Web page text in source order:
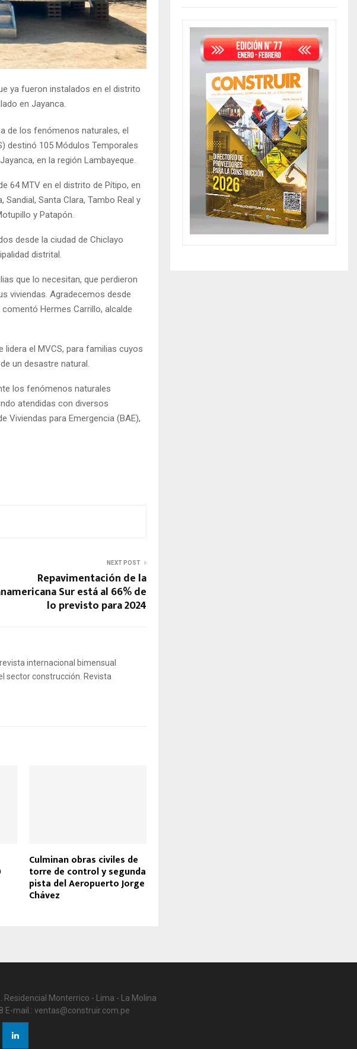
ya fueron instalados en el distrito
en Jayanca.
de los fenómenos naturales, el
destinó 105 Módulos Temporales
en la región Lambayeque.
64 MTV en el distrito de Pítipo, en
Santa Clara, Tambo Real y
y Patapón.
desde la ciudad de Chiclayo
distrital.
que lo necesitan, que perdieron
viviendas. Agradecemos desde
Hermes Carrillo, alcalde
el MVCS, para familias cuyos
un desastre natural.
los fenómenos naturales
atendidas con diversos
Viviendas para Emergencia (BAE),
NEXT POST
Repavimentación de la
Sur está al 66% de
lo previsto para 2024
internacional bimensual
sector construcción. Revista
Culminan obras civiles de
torre de control y segunda
pista del Aeropuerto Jorge
Chávez
Residencial Monterrico - Lima - La Molina
E-mail.: ventas@construir.com.pe